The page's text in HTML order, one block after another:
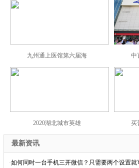
九州通上医馆第六届海 中
2020湖北城市英雄 买
最新资讯
·如何同时一台手机三开微信？只需要两个设置就